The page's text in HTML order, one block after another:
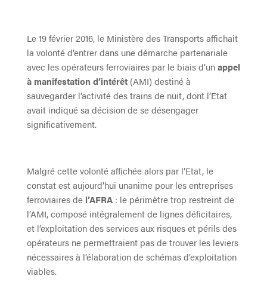
Le 19 février 2016, le Ministère des Transports affichait
la volonté d’entrer dans une démarche partenariale
avec les opérateurs ferroviaires par le biais d’unappel
à manifestation d’intérêt(AMI) destiné à
sauvegarder l’activité des trains de nuit, dont l’Etat
avait indiqué sa décision de se désengager
significativement.
Malgré cette volonté affichée alors par l’Etat, le
constat est aujourd’hui unanime pour les entreprises
ferroviaires de l’AFRA: le périmètre trop restreint de
l’AMI, composé intégralement de lignes déficitaires,
et l’exploitation des services aux risques et périls des
opérateurs ne permettraient pas de trouver les leviers
nécessaires à l’élaboration de schémas d’exploitation
viables.